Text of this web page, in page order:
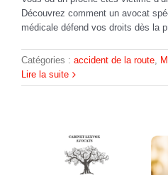
Découvrez comment un avocat
médicale défend vos droits dès la
Catégories : accident de la route
Lire la suite